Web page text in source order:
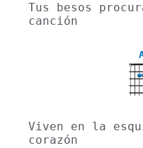
Tus besos
canción
X
Viven en la
corazón